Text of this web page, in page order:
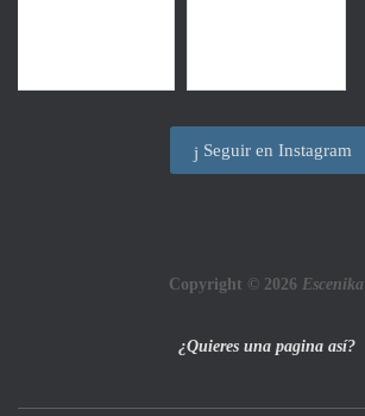
Seguir en Instagram
Copyright © 2026 Escenika
¿Quieres una pagina así?